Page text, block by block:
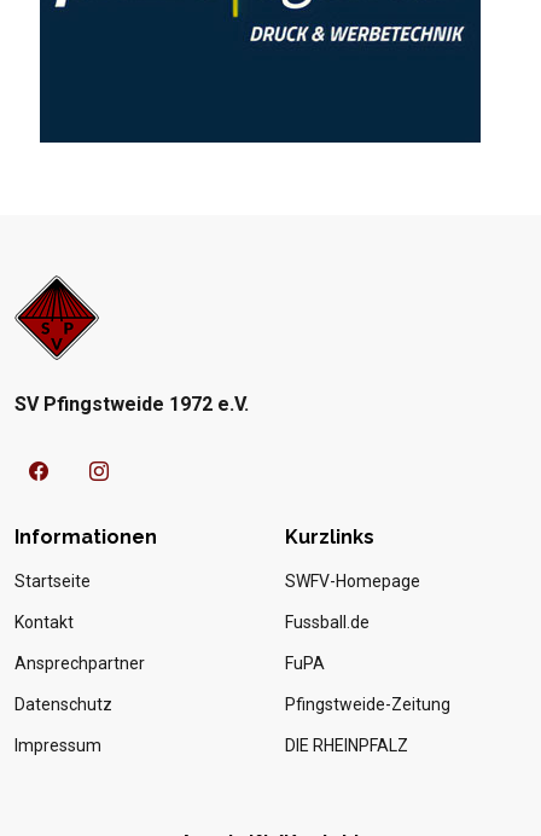
SV Pfingstweide 1972 e.V.
Informationen
Startseite
Kontakt
Ansprechpartner
Datenschutz
Impressum
Kurzlinks
SWFV-Homepage
Fussball.de
FuPA
Pfingstweide-Zeitung
DIE RHEINPFALZ